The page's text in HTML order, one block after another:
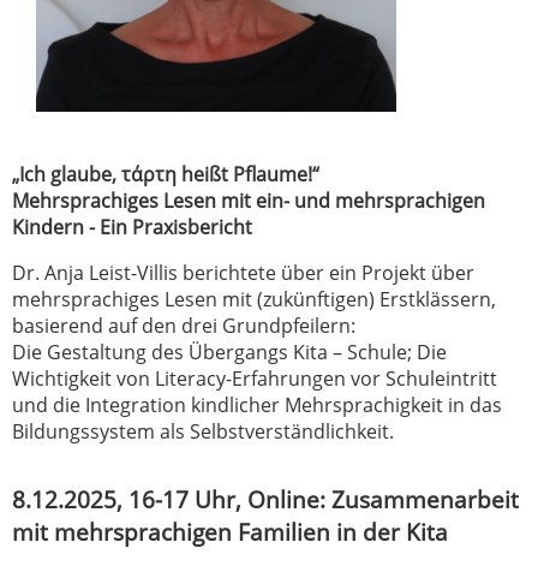
„Ich glaube, τάρτη heißt Pflaume!“
Mehrsprachiges Lesen mit ein- und mehrsprachigen
Kindern - Ein Praxisbericht
Dr. Anja Leist-Villis berichtete über ein Projekt über
mehrsprachiges Lesen mit (zukünftigen) Erstklässern,
basierend auf den drei Grundpfeilern:
Die Gestaltung des Übergangs Kita – Schule; Die
Wichtigkeit von Literacy-Erfahrungen vor Schuleintritt
und die Integration kindlicher Mehrsprachigkeit in das
Bildungssystem als Selbstverständlichkeit.
8.12.2025, 16-17 Uhr, Online: Zusammenarbeit
mit mehrsprachigen Familien in der Kita